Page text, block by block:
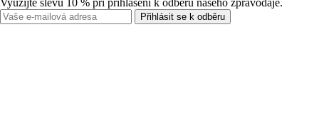
Využijte slevu 10 % při přihlášení k odběru našeho zpravodaje.
Přihlásit se k odběru